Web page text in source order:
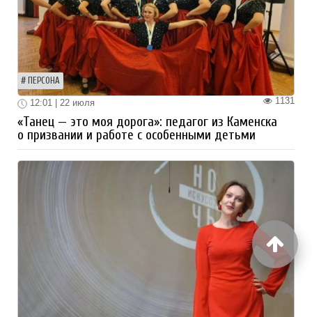
ПЕРСОНА
1131
12:01 | 22 июля
«Танец — это моя дорога»: педагог из Каменска
о призвании и работе с особенными детьми